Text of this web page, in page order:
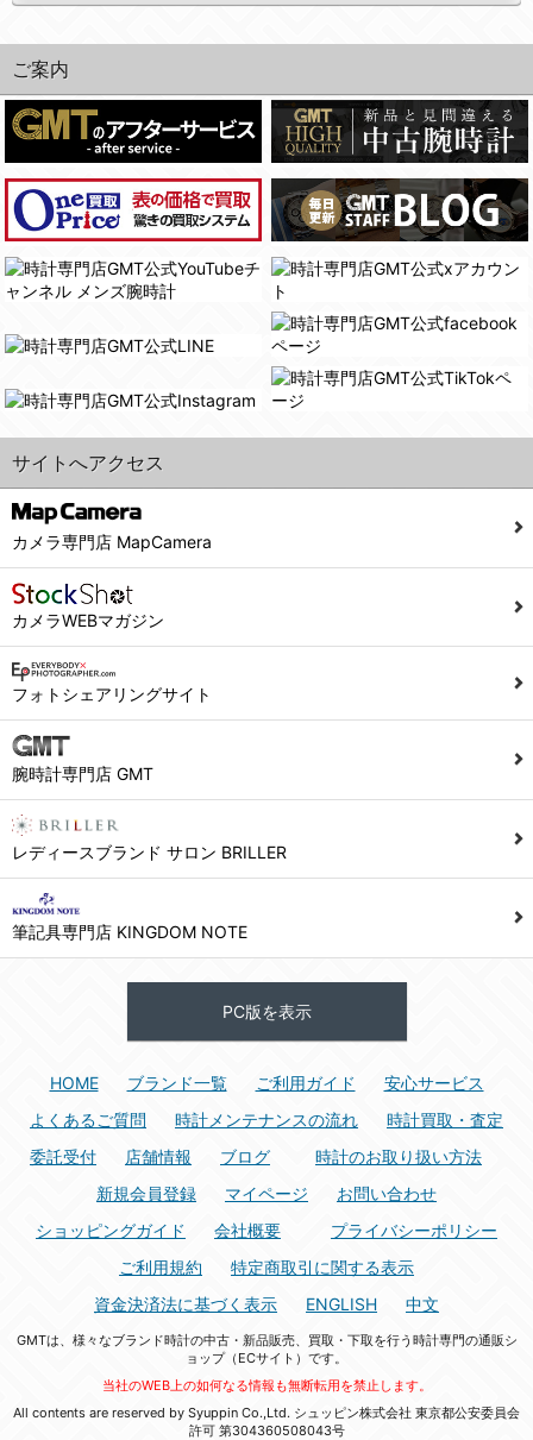
(2)法令等により開示を求められた場合。
(3)ご本人または公衆の生命、身体又は財産の保護のために必要がある場合であって、本人の同意を得ることが困難であるとき。
(4)国の機関若しくは地方公共団体又はその委託を受けた者が法令の定める事務を遂行することに対して協力する必要がある場合であって、本人の同意を得ることにより当該事務の遂行に支障を及ぼすおそれがあるとき。
(5)業務を円滑に進めるために、外部業者に個人データの一部又は全部の処理を委託する場合（ただし、委託する場合は委託した個人データの安全管理が図られるように、委託先に対する必要かつ適切な監督を行ないます）。
４．ご提供の任意性
５．ご本人が容易に知覚できない方法による個人情報の取得
また利用者の統計的分析のため、または掲載された広告にクッキーを使用する場合があります。
シュッピン株式会社 個人情報相談窓口
Mail：privacy@syuppin.com (受付)
ご案内
サイトへアクセス
カメラ専門店 MapCamera
カメラWEBマガジン
フォトシェアリングサイト
腕時計専門店 GMT
レディースブランド サロン BRILLER
筆記具専門店 KINGDOM NOTE
PC版を表示
HOME ブランド一覧 ご利用ガイド
安心サービス
よくあるご質問
時計メンテナンスの流れ
時計買取・査定
委託受付
店舗情報 ブログ
時計のお取り扱い方法
新規会員登録
マイページ
お問い合わせ
ショッピングガイド
会社概要
プライバシーポリシー
ご利用規約
特定商取引に関する表示
資金決済法に基づく表示
ENGLISH 中文
GMTは、様々なブランド時計の中古・新品販売、買取・下取を行う時計専門の通販シ
ョップ（ECサイト）です。
当社のWEB上の如何なる情報も無断転用を禁止します。
All contents are reserved by Syuppin Co.,Ltd. シュッピン株式会社 東京都公安委員会
許可 第304360508043号